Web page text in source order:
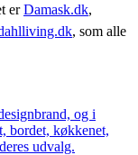
erDamask.dk,
, som alle
og i
bordet, køkkenet,
udvalg.